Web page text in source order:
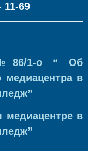
11-69
№86/1-о “ Об
медиацентра в
в